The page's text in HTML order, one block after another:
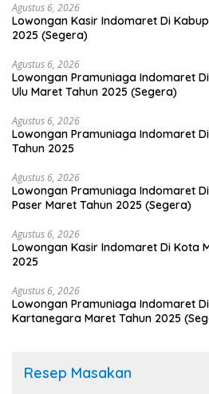
Agustus 6, 2026
Lowongan Kasir Indomaret Di
2025 (Segera)
Agustus 6, 2026
Lowongan Pramuniaga Indomaret
Ulu Maret Tahun 2025 (Segera)
Agustus 6, 2026
Lowongan Pramuniaga Indomaret
Tahun 2025
Agustus 6, 2026
Lowongan Pramuniaga Indomaret
Paser Maret Tahun 2025 (Segera)
Agustus 6, 2026
Lowongan Kasir Indomaret Di Kota
2025
Agustus 6, 2026
Lowongan Pramuniaga Indomaret
Kartanegara Maret Tahun 2025
Resep Masakan